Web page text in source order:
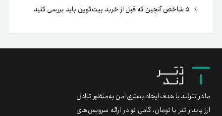
ما در تترلند با هدف ایجاد بستری امن به‌منظور تبادل
ارز پایدار تتر با تومان، گامی نو در ارائه سرویس‌های